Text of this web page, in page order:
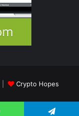
| Crypto Hopes